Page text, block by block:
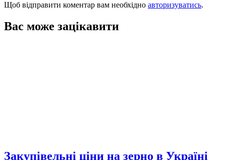
Щоб відправити коментар вам необхідно авторизуватись.
Вас може зацікавити
Закупівельні ціни на зерно в Україні